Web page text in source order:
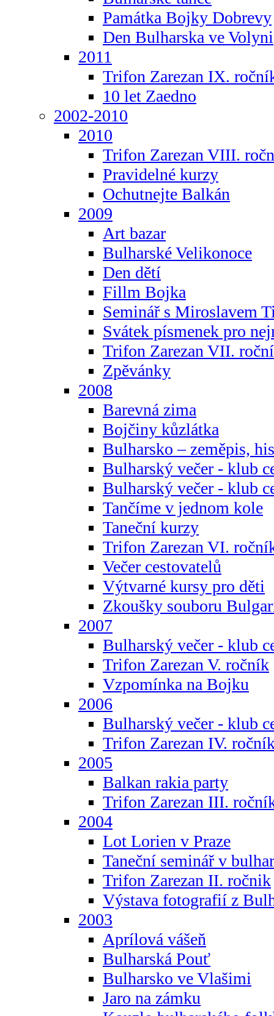
Památka Bojky Dobrevy
Den Bulharska ve Volyni
2011
Trifon Zarezan IX.
10 let Zaedno
2002-2010
2010
Trifon Zarezan VIII.
Pravidelné kurzy
Ochutnejte Balkán
2009
Art bazar
Bulharské Velikonoce
Den dětí
Fillm Bojka
Seminář s Miroslavem
Svátek písmenek pro
Trifon Zarezan VII.
Zpěvánky
2008
Barevná zima
Bojčiny kůzlátka
Bulharsko – zeměpis,
Bulharský večer - klub
Bulharský večer - klub
Tančíme v jednom kole
Taneční kurzy
Trifon Zarezan VI.
Večer cestovatelů
Výtvarné kursy pro děti
Zkoušky souboru
2007
Bulharský večer - klub
Trifon Zarezan V. ročník
Vzpomínka na Bojku
2006
Bulharský večer - klub
Trifon Zarezan IV.
2005
Balkan rakia party
Trifon Zarezan III.
2004
Lot Lorien v Praze
Taneční seminář v
Trifon Zarezan II. ročnik
Výstava fotografií z
2003
Aprílová vášeň
Bulharská Pouť
Bulharsko ve Vlašimi
Jaro na zámku